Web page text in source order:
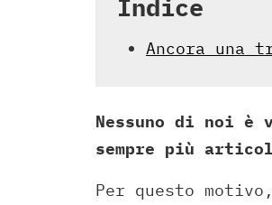
Indice
Ancora una
Nessuno di noi
sempre più
Per questo